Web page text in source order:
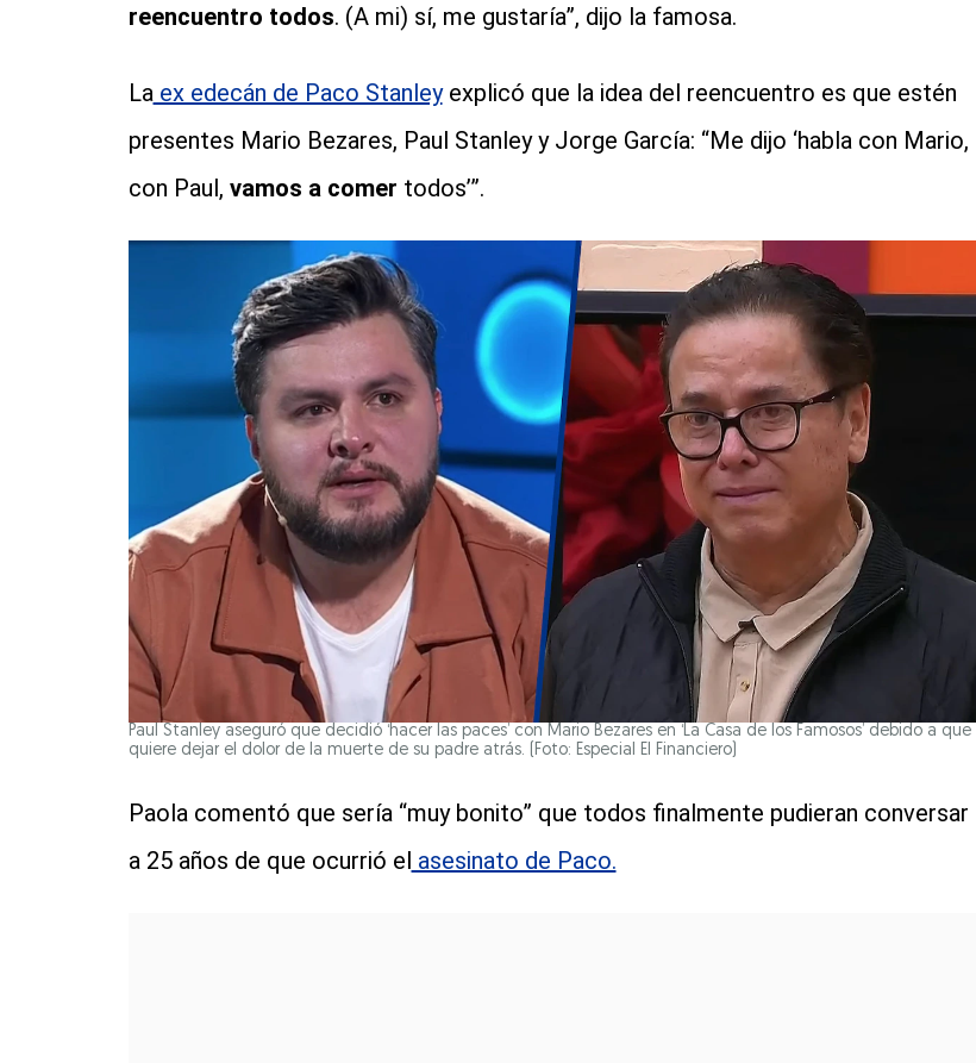
reencuentro todos. (A mi) sí, me gustaría”, dijo la famosa.
La ex edecán de Paco Stanleyexplicó que la idea del reencuentro es que estén
presentes Mario Bezares, Paul Stanley y Jorge García: “Me dijo ‘habla con Mario,
con Paul, vamos a comer todos’”.
Paul Stanley aseguró que decidió ‘hacer las paces’ con Mario Bezares en ‘La Casa de los Famosos’ debido a que
quiere dejar el dolor de la muerte de su padre atrás. (Foto: Especial El Financiero)
Paola comentó que sería “muy bonito” que todos finalmente pudieran conversar
a 25 años de que ocurrió el asesinato de Paco.